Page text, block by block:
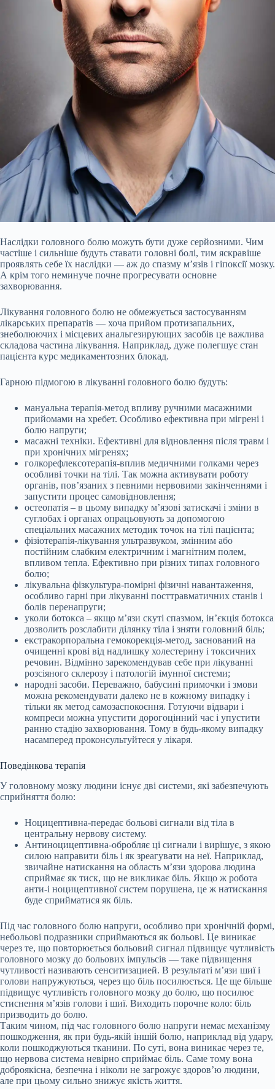
Наслідки головного болю можуть бути дуже серйозними. Чим
частіше і сильніше будуть ставати головні болі, тим яскравіше
проявлять себе їх наслідки — аж до спазму м’язів і гіпоксії мозку.
А крім того неминуче почне прогресувати основне
захворювання.
Лікування головного болю не обмежується застосуванням
лікарських препаратів — хоча прийом протизапальних,
знеболюючих і місцевих анальгезирующих засобів це важлива
складова частина лікування. Наприклад, дуже полегшує стан
пацієнта курс медикаментозних блокад.
Гарною підмогою в лікуванні головного болю будуть:
мануальна терапія-метод впливу ручними масажними
прийомами на хребет. Особливо ефективна при мігрені і
болю напруги;
масажні техніки. Ефективні для відновлення після травм і
при хронічних мігренях;
голкорефлексотерапія-вплив медичними голками через
особливі точки на тілі. Так можна активувати роботу
органів, пов’язаних з певними нервовими закінченнями і
запустити процес самовідновлення;
остеопатія – в цьому випадку м’язові затискачі і зміни в
суглобах і органах опрацьовують за допомогою
спеціальних масажних методик точок на тілі пацієнта;
фізіотерапія-лікування ультразвуком, змінним або
постійним слабким електричним і магнітним полем,
впливом тепла. Ефективно при різних типах головного
болю;
лікувальна фізкультура-помірні фізичні навантаження,
особливо гарні при лікуванні посттравматичних станів і
болів перенапруги;
уколи ботокса – якщо м’язи скуті спазмом, ін’єкція ботокса
дозволить розслабити ділянку тіла і зняти головний біль;
екстракорпоральна гемокорекція-метод, заснований на
очищенні крові від надлишку холестерину і токсичних
речовин. Відмінно зарекомендував себе при лікуванні
розсіяного склерозу і патологій імунної системи;
народні засоби. Переважно, бабусині примочки і змови
можна рекомендувати далеко не в кожному випадку і
тільки як метод самозаспокоєння. Готуючи відвари і
компреси можна упустити дорогоцінний час і упустити
ранню стадію захворювання. Тому в будь-якому випадку
насамперед проконсультуйтеся у лікаря.
Поведінкова терапія
У головному мозку людини існує дві системи, які забезпечують
сприйняття болю:
Ноцицептивна-передає больові сигнали від тіла в
центральну нервову систему.
Антиноцицептивна-обробляє ці сигнали і вирішує, з якою
силою направити біль і як зреагувати на неї. Наприклад,
звичайне натискання на область м’язи здорова людина
сприймає як тиск, що не викликає біль. Якщо ж робота
анти-і ноцицептивної систем порушена, це ж натискання
буде сприйматися як біль.
Під час головного болю напруги, особливо при хронічній формі,
небольові подразники сприймаються як больові. Це виникає
через те, що повторюється больовий сигнал підвищує чутливість
головного мозку до больових імпульсів — таке підвищення
чутливості називають сенситизацией. В результаті м’язи шиї і
голови напружуються, через що біль посилюється. Це ще більше
підвищує чутливість головного мозку до болю, що посилює
стиснення м’язів голови і шиї. Виходить порочне коло: біль
призводить до болю.
Таким чином, під час головного болю напруги немає механізму
пошкодження, як при будь-якій іншій болю, наприклад від удару,
коли пошкоджуються тканини. По суті, вона виникає через те,
що нервова система невірно сприймає біль. Саме тому вона
доброякісна, безпечна і ніколи не загрожує здоров’ю людини,
але при цьому сильно знижує якість життя.